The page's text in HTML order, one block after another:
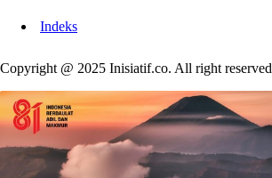
Indeks
Copyright @ 2025 Inisiatif.co. All right reserved